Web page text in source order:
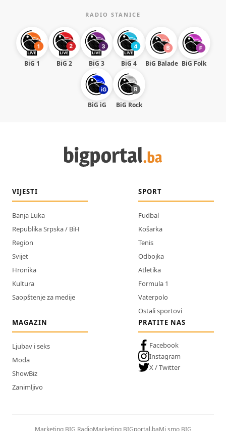
RADIO STANICE
BiG 1 BiG 2 BiG 3 BiG 4 BiG Balade BiG Folk
BiG iG BiG Rock
VIJESTI
Banja Luka
Republika Srpska / BiH
Region
Svijet
Hronika
Kultura
Saopštenje za medije
SPORT
Fudbal
Košarka
Tenis
Odbojka
Atletika
Formula 1
Vaterpolo
Ostali sportovi
MAGAZIN
Ljubav i seks
Moda
ShowBiz
Zanimljivo
PRATITE NAS
Facebook
Instagram
X / Twitter